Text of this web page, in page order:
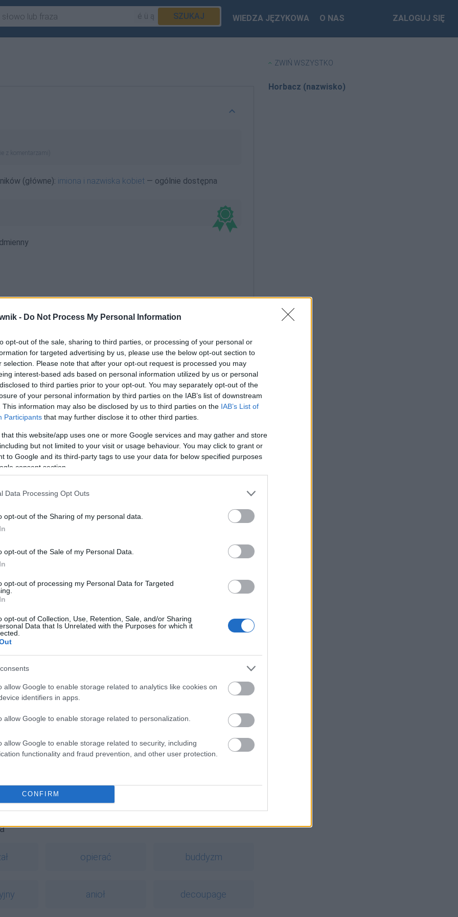
- Do Not Process My Personal Information
opt-out of the sale, sharing to third parties, or processing of your personal or
for targeted advertising by us, please use the below opt-out section to
selection. Please note that after your opt-out request is processed you may
interest-based ads based on personal information utilized by us or personal
to third parties prior to your opt-out. You may separately opt-out of the
of your personal information by third parties on the IAB’s list of downstream
This information may also be disclosed by us to third parties on the IAB’s List of
Participants that may further disclose it to other third parties.
that this website/app uses one or more Google services and may gather and store
but not limited to your visit or usage behaviour. You may click to grant or
to Google and its third-party tags to use your data for below specified purposes
consent section.
Data Processing Opt Outs
opt-out of the Sharing of my personal data.
opt-out of the Sale of my Personal Data.
opt-out of processing my Personal Data for Targeted
opt-out of Collection, Use, Retention, Sale, and/or Sharing
Data that Is Unrelated with the Purposes for which it
allow Google to enable storage related to analytics like cookies on
identifiers in apps.
allow Google to enable storage related to personalization.
allow Google to enable storage related to security, including
functionality and fraud prevention, and other user protection.
CONFIRM
SZUKAJ WIEDZA JĘZYKOWA O NAS ZALOGUJ SIĘ
z komentarzami)
(główne): imiona i nazwiska kobiet — ogólnie dostępna
Horbaczem; Horbaczom; Horbaczów; Horbaczowi;
abonenci Dobrego słownika.
SPRAWDŹ
?
świętojańskiego
opierać buddyzm
anioł decoupage
ZWIŃ WSZYSTKO
Horbacz (nazwisko)